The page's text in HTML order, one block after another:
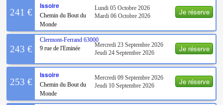
Je réserve
241 €
Issoire
Chemin du Bout du
Monde
Lundi 05 Octobre 2026
Mardi 06 Octobre 2026
Je réserve
243 €
Clermont-Ferrand 63000
9 rue de l'Eminée
Mercredi 23 Septembre 2026
Jeudi 24 Septembre 2026
Je réserve
253 €
Issoire
Chemin du Bout du
Monde
Mercredi 09 Septembre 2026
Jeudi 10 Septembre 2026